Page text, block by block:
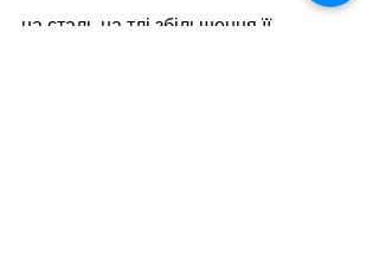
на сталь на тлі збільшення її